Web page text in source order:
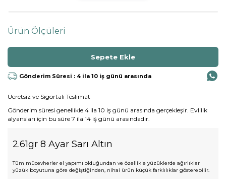
Ürün Ölçüleri
Gönderim Süresi : 4 ila 10 iş günü arasında
Ücretsiz ve Sigortalı Teslimat
Gönderim süresi genellikle 4 ila 10 iş günü arasında gerçekleşir. Evlilik
alyansları için bu süre 7 ila 14 iş günü arasındadır.
2.61gr 8 Ayar Sarı Altın
Tüm mücevherler el yapımı olduğundan ve özellikle yüzüklerde ağırlıklar
yüzük boyutuna göre değiştiğinden, nihai ürün küçük farklılıklar gösterebilir.